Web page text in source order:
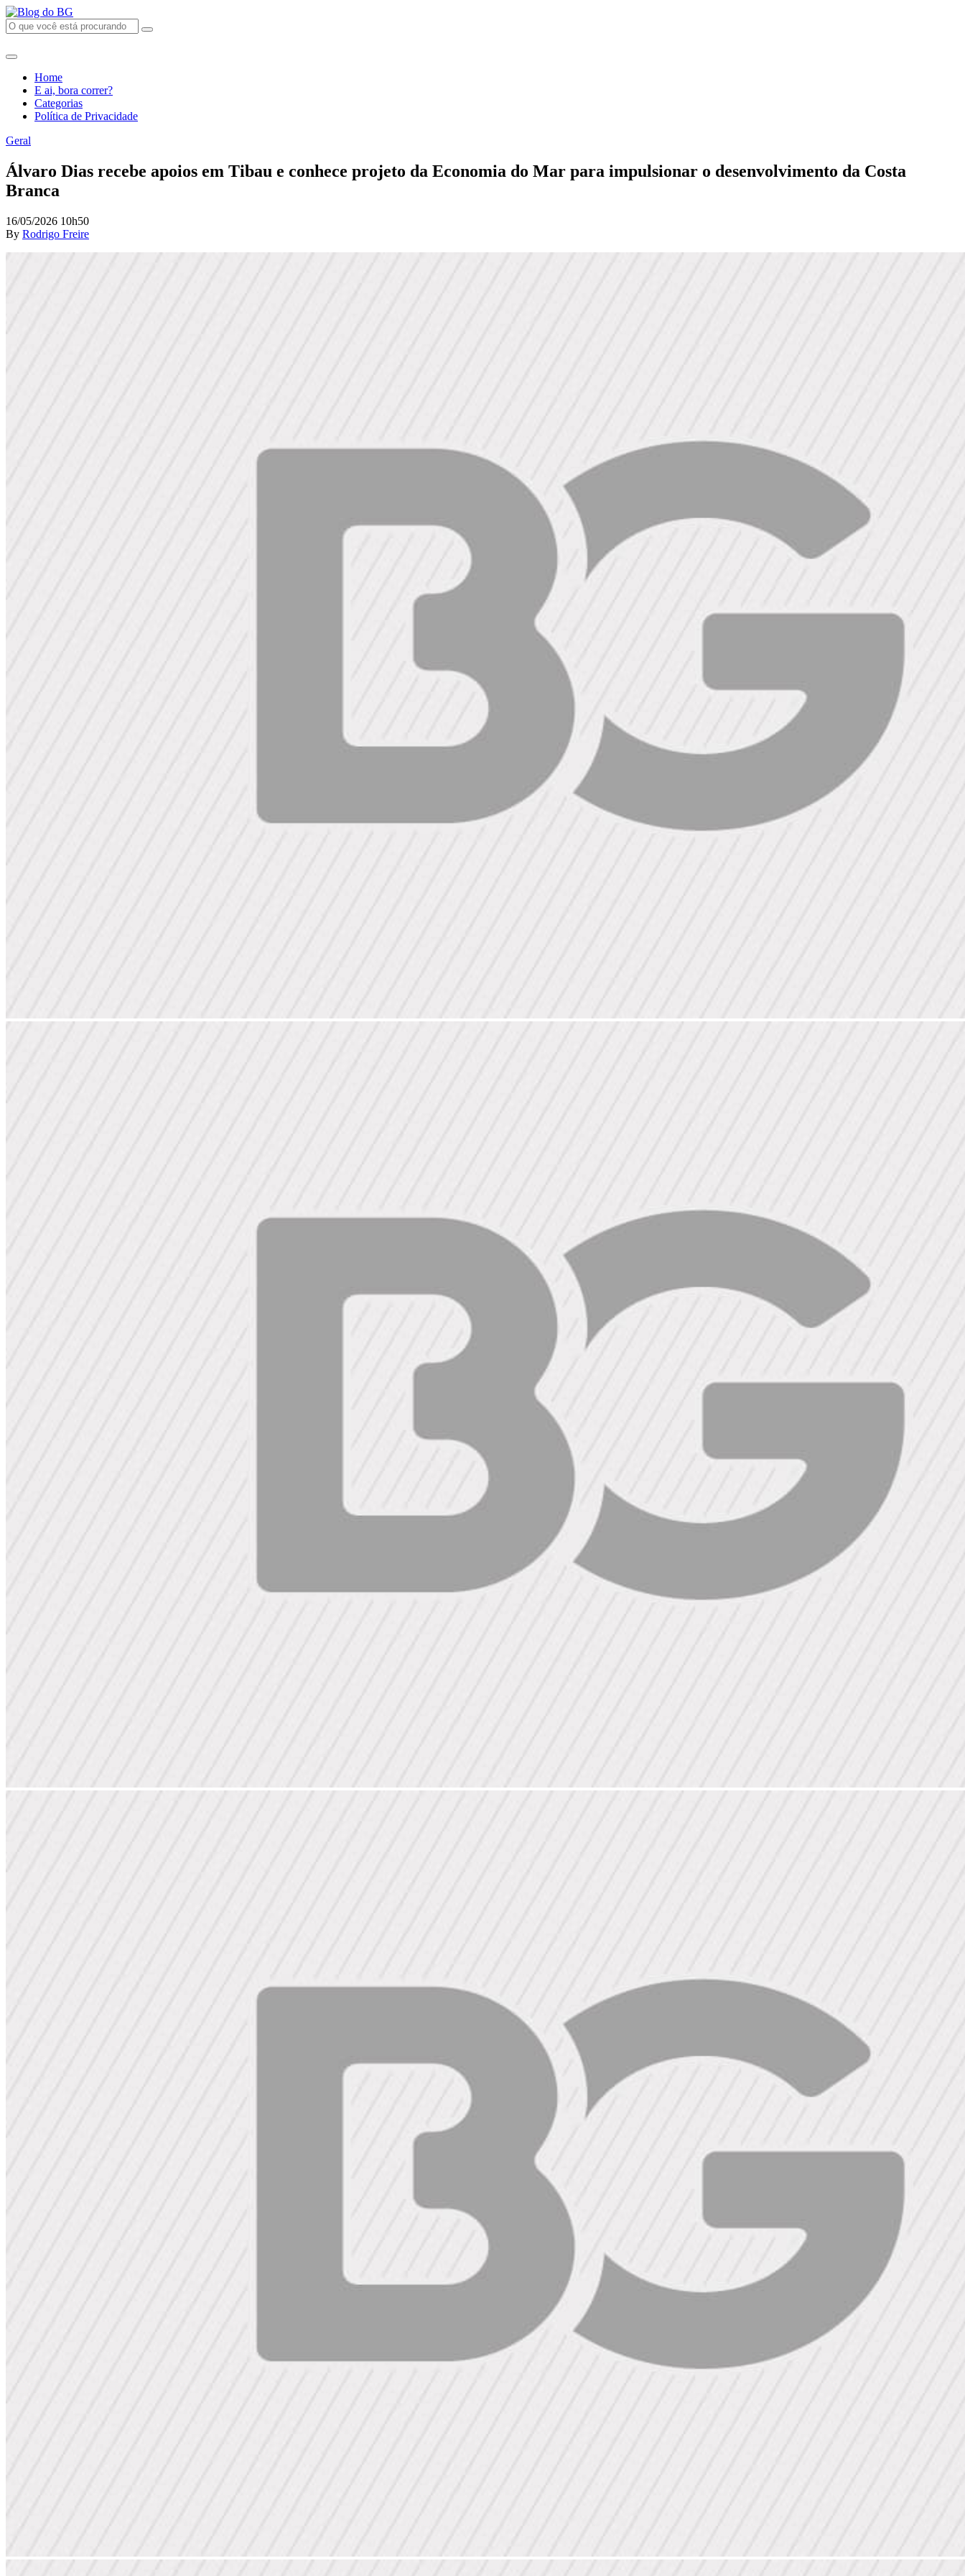
Home
E ai, bora correr?
Categorias
Política de Privacidade
Geral
Álvaro Dias recebe apoios em Tibau e conhece projeto da Economia do Mar para impulsionar o desenvolvimento da Costa
Branca
16/05/2026 10h50
By Rodrigo Freire